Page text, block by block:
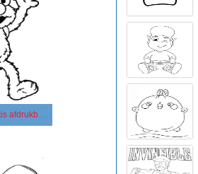
Sesamstraat gratis afdrukbaar eenvoudig